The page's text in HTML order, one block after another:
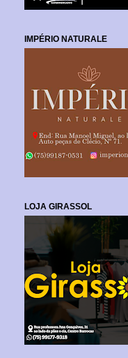
IMPÉRIO NATURALE
LOJA GIRASSOL